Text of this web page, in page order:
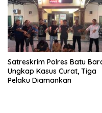
Satreskrim Polres Batu
Ungkap Kasus Curat, Tiga
Pelaku Diamankan